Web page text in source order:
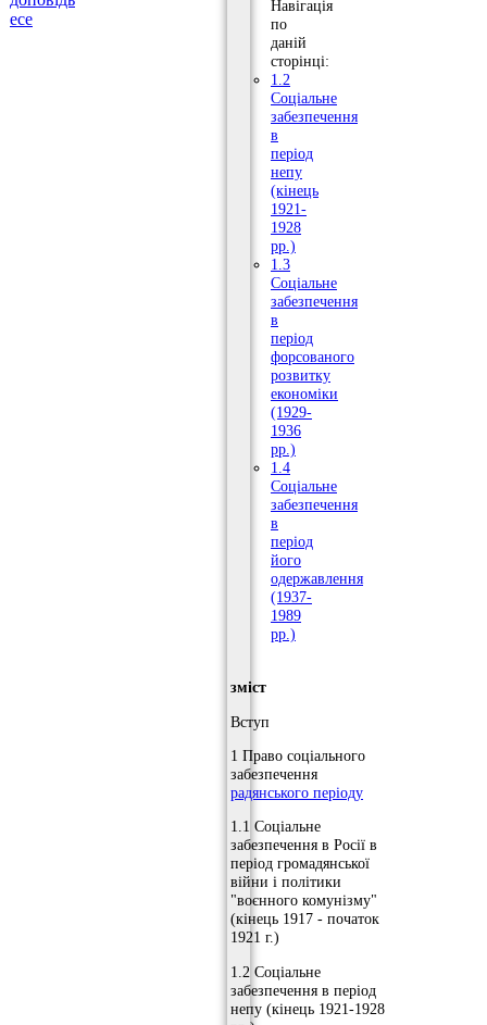
есе
Навігація
по
даній
сторінці:
1.2
Соціальне
забезпечення
в
період
непу
(кінець
1921-
1928
рр.)
1.3
Соціальне
забезпечення
в
період
форсованого
розвитку
економіки
(1929-
1936
рр.)
1.4
Соціальне
забезпечення
в
період
його
одержавлення
(1937-
1989
рр.)
зміст
Вступ
1 Право соціального
забезпечення
радянського періоду
1.1 Соціальне
забезпечення в Росії в
період громадянської
війни і політики
"воєнного комунізму"
(кінець 1917 - початок
1921 г.)
1.2 Соціальне
забезпечення в період
непу (кінець 1921-1928